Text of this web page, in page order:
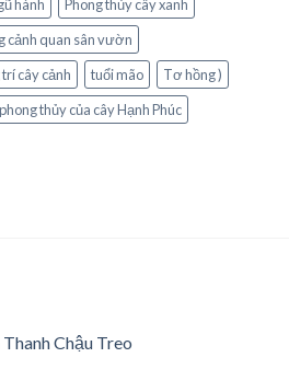
hành
Phong thủy cây xanh
cảnh quan sân vườn
cây cảnh tuổi mão
Tơ hồng )
thủy của cây Hạnh Phúc
Chậu Treo